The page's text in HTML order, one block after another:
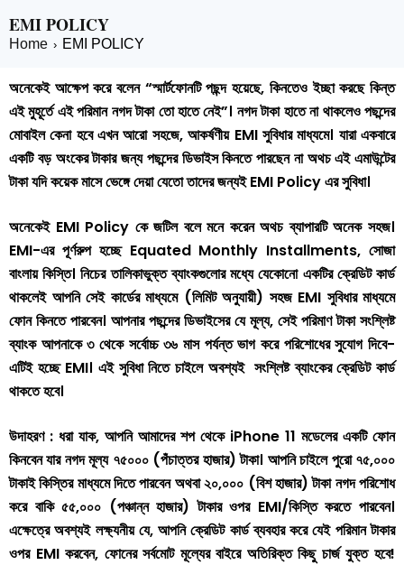
EMI POLICY
Home › EMI POLICY
অনেকেই আক্ষেপ করে বলেন “স্মার্টফোনটি পছন্দ হয়েছে, কিনতেও ইচ্ছা করছে কিন্ত
এই মুহূর্তে এই পরিমান নগদ টাকা তো হাতে নেই”। নগদ টাকা হাতে না থাকলেও পছন্দের
মোবাইল কেনা হবে এখন আরো সহজে, আকর্ষণীয় EMI সুবিধার মাধ্যমে। যারা একবারে
একটি বড় অংকের টাকার জন্য পছন্দের ডিভাইস কিনতে পারছেন না অথচ এই এমাউন্টের
টাকা যদি কয়েক মাসে ভেঙ্গে দেয়া যেতো তাদের জন্যই EMI Policy এর সুবিধা।
অনেকেই EMI Policy কে জটিল বলে মনে করেন অথচ ব্যাপারটি অনেক সহজ।
EMI-এর পূর্ণরুপ হচ্ছে Equated Monthly Installments, সোজা
বাংলায় কিস্তি। নিচের তালিকাভুক্ত ব্যাংকগুলোর মধ্যে যেকোনো একটির ক্রেডিট কার্ড
থাকলেই আপনি সেই কার্ডের মাধ্যমে (লিমিট অনুযায়ী) সহজ EMI সুবিধার মাধ্যমে
ফোন কিনতে পারবেন। আপনার পছন্দের ডিভাইসের যে মূল্য, সেই পরিমাণ টাকা সংশ্লিষ্ট
ব্যাংক আপনাকে ৩ থেকে সর্বোচ্চ ৩৬ মাস পর্যন্ত ভাগ করে পরিশোধের সুযোগ দিবে-
এটিই হচ্ছে EMI। এই সুবিধা নিতে চাইলে অবশ্যই সংশ্লিষ্ট ব্যাংকের ক্রেডিট কার্ড
থাকতে হবে।
উদাহরণ : ধরা যাক, আপনি আমাদের শপ থেকে iPhone 11 মডেলের একটি ফোন
কিনবেন যার নগদ মূল্য ৭৫০০০ (পঁচাত্তর হাজার) টাকা। আপনি চাইলে পুরো ৭৫,০০০
টাকাই কিস্তির মাধ্যমে দিতে পারবেন অথবা ২০,০০০ (বিশ হাজার) টাকা নগদ পরিশোধ
করে বাকি ৫৫,০০০ (পঞ্চান্ন হাজার) টাকার ওপর EMI/কিস্তি করতে পারবেন।
এক্ষেত্রে অবশ্যই লক্ষ্যনীয় যে, আপনি ক্রেডিট কার্ড ব্যবহার করে যেই পরিমান টাকার
ওপর EMI করবেন, ফোনের সর্বমোট মূল্যের বাইরে অতিরিক্ত কিছু চার্জ যুক্ত হবে!